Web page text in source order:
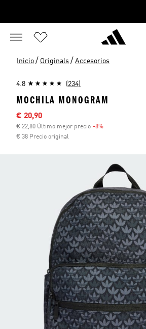
Inicio / Originals / Accesorios
4.8 (234)
MOCHILA MONOGRAM
Precio rebajado
€ 20,90
€ 22,80 Último mejor precio -8%
€ 38 Precio original